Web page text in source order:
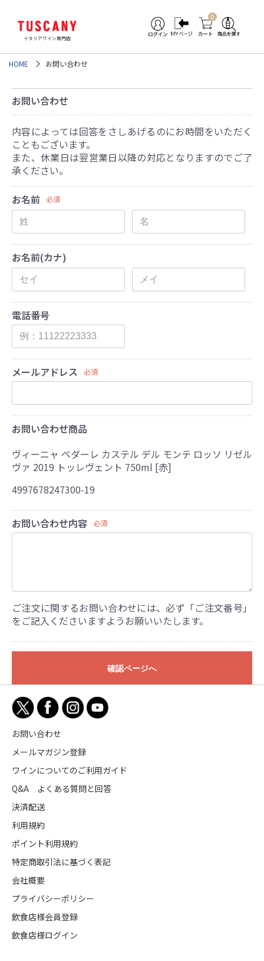
イタリアワイン専門店
0
HOME お問い合わせ
お問い合わせ
内容によっては回答をさしあげるのにお時間をいただく
こともございます。
また、休業日は翌営業日以降の対応となりますのでご了
承ください。
お名前 必須
お名前(カナ)
電話番号
メールアドレス 必須
お問い合わせ商品
ヴィーニャ ペダーレ カステル デル モンテ ロッソ リゼル
ヴァ 2019 トッレヴェント 750ml [赤]
4997678247300-19
お問い合わせ内容 必須
ご注文に関するお問い合わせには、必ず「ご注文番号」
をご記入くださいますようお願いいたします。
確認ページへ
お問い合わせ
メールマガジン登録
ワインについてのご利用ガイド
Q&A よくある質問と回答
決済配送
利用規約
ポイント利用規約
特定商取引法に基づく表記
会社概要
プライバシーポリシー
飲食店様会員登録
飲食店様ログイン